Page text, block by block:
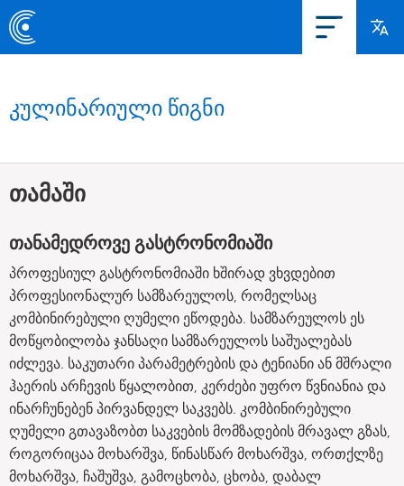
კულინარიული წიგნი
თამაში
თანამედროვე გასტრონომიაში
პროფესიულ გასტრონომიაში ხშირად ვხვდებით
პროფესიონალურ სამზარეულოს, რომელსაც
კომბინირებული ღუმელი ეწოდება. სამზარეულოს ეს
მოწყობილობა ჯანსაღი სამზარეულოს საშუალებას
იძლევა. საკუთარი პარამეტრების და ტენიანი ან მშრალი
ჰაერის არჩევის წყალობით, კერძები უფრო წვნიანია და
ინარჩუნებენ პირვანდელ საკვებს. კომბინირებული
ღუმელი გთავაზობთ საკვების მომზადების მრავალ გზას,
როგორიცაა მოხარშვა, წინასწარ მოხარშვა, ორთქლზე
მოხარშვა, ჩაშუშვა, გამოცხობა, ცხობა, დაბალ